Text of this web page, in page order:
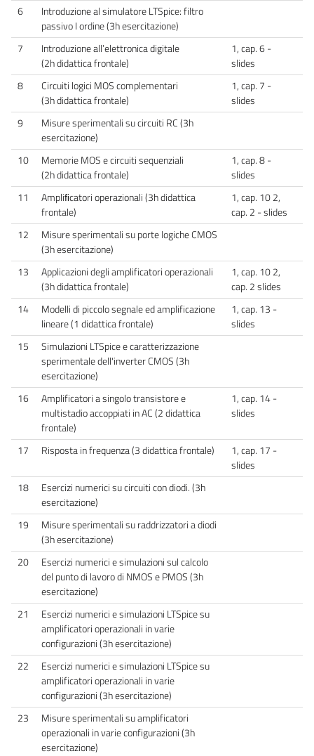
6
Introduzione al simulatore LTSpice: filtro
passivo I ordine (3h esercitazione)
7
Introduzione all’elettronica digitale
(2h didattica frontale)
1, cap. 6 -
slides
8
Circuiti logici MOS complementari
(3h didattica frontale)
1, cap. 7 -
slides
9
Misure sperimentali su circuiti RC (3h
esercitazione)
10
Memorie MOS e circuiti sequenziali
(2h didattica frontale)
1, cap. 8 -
slides
11
Ampliﬁcatori operazionali (3h didattica
frontale)
1, cap. 10 2,
cap. 2 - slides
12
Misure sperimentali su porte logiche CMOS
(3h esercitazione)
13
Applicazioni degli amplificatori operazionali
(3h didattica frontale)
1, cap. 10 2,
cap. 2 slides
14
Modelli di piccolo segnale ed amplificazione
lineare (1 didattica frontale)
1, cap. 13 -
slides
15
Simulazioni LTSpice e caratterizzazione
sperimentale dell'inverter CMOS (3h
esercitazione)
16
Amplificatori a singolo transistore e
multistadio accoppiati in AC (2 didattica
frontale)
1, cap. 14 -
slides
17 Risposta in frequenza (3 didattica frontale)
1, cap. 17 -
slides
18
Esercizi numerici su circuiti con diodi. (3h
esercitazione)
19
Misure sperimentali su raddrizzatori a diodi
(3h esercitazione)
20
Esercizi numerici e simulazioni sul calcolo
del punto di lavoro di NMOS e PMOS (3h
esercitazione)
21
Esercizi numerici e simulazioni LTSpice su
amplificatori operazionali in varie
configurazioni (3h esercitazione)
22
Esercizi numerici e simulazioni LTSpice su
amplificatori operazionali in varie
configurazioni (3h esercitazione)
23
Misure sperimentali su amplificatori
operazionali in varie configurazioni (3h
esercitazione)